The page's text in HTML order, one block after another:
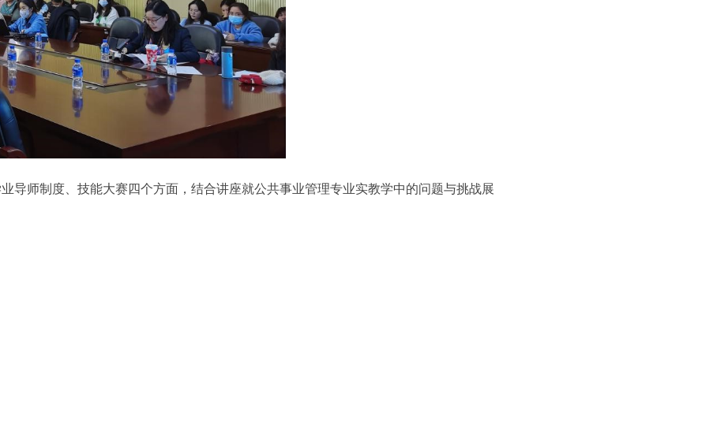
导师制度、技能大赛四个方面，结合讲座就公共事业管理专业实教学中的问题与挑战展